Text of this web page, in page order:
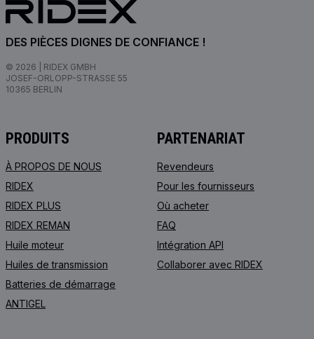
DES PIÈCES DIGNES DE CONFIANCE !
© 2026 | RIDEX GMBH
JOSEF-ORLOPP-STRASSE 55
10365 BERLIN
PRODUITS
À PROPOS DE NOUS
RIDEX
RIDEX PLUS
RIDEX REMAN
Huile moteur
Huiles de transmission
Batteries de démarrage
ANTIGEL
PARTENARIAT
Revendeurs
Pour les fournisseurs
Où acheter
FAQ
Intégration API
Collaborer avec RIDEX